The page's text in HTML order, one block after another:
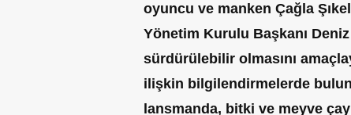
oyuncu ve manken Çağla
Yönetim Kurulu Başkanı Deniz
sürdürülebilir olmasını
ilişkin bilgilendirmelerde
lansmanda, bitki ve meyve